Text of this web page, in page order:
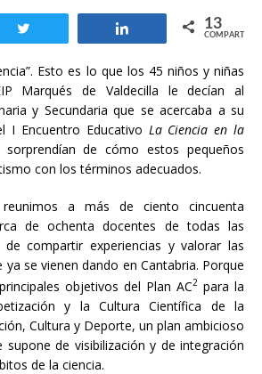
Compartir 13
COMPARTIR
Esto es lo que los 45 niños y niñas
Marqués de Valdecilla le decían al
y Secundaria que se acercaba a su
I Encuentro Educativo La Ciencia en la
de cómo estos pequeños
con los términos adecuados.
a más de ciento cincuenta
de ochenta docentes de todas las
compartir experiencias y valorar las
ya se vienen dando en Cantabria. Porque
objetivos del Plan AC2 para la
y la Cultura Científica de la
Cultura y Deporte, un plan ambicioso
de visibilización y de integración
de la ciencia.